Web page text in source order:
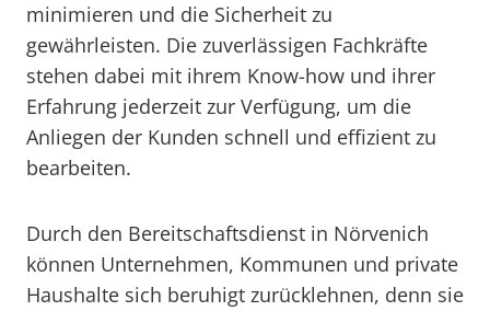
minimieren und die Sicherheit zu
gewährleisten. Die zuverlässigen Fachkräfte
stehen dabei mit ihrem Know-how und ihrer
Erfahrung jederzeit zur Verfügung, um die
Anliegen der Kunden schnell und effizient zu
bearbeiten.
Durch den Bereitschaftsdienst in Nörvenich
können Unternehmen, Kommunen und private
Haushalte sich beruhigt zurücklehnen, denn sie